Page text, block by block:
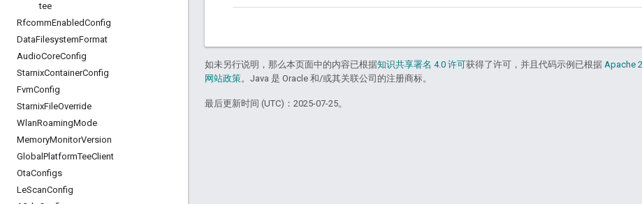
tee
RfcommEnabledConfig
DataFilesystemFormat
AudioCoreConfig
StarnixContainerConfig
FvmConfig
StarnixFileOverride
WlanRoamingMode
MemoryMonitorVersion
Global PlatformTeeClient
OtaConfigs
LeScanConfig
如未另行说明，那么本页面中的内容已根据知识共享署名 4.0 许可获得了许可，并且代码示例已根据 Apache
网站政策。Java 是 Oracle 和/或其关联公司的注册商标。
最后更新时间 (UTC)：2025-07-25。